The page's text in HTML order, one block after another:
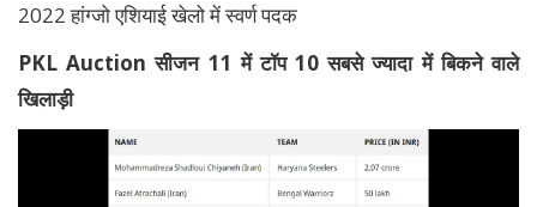
2022 हांग्जो एशियाई खेलो में स्वर्ण पदक
PKL Auction सीजन 11 में टॉप 10 सबसे ज्यादा में बिकने वाले
खिलाड़ी